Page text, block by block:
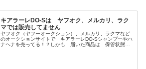
キアラーレDO-Sは ヤフオク、メルカリ、ラク
マでは販売してません
ヤフオク（ヤフーオークション）、メルカリ、ラクマなど
のオークションサイトで キアラーレDO-Sシャンプーやハ
ナヘナを売ってる！？しかも 届いた商品は 保管状態の